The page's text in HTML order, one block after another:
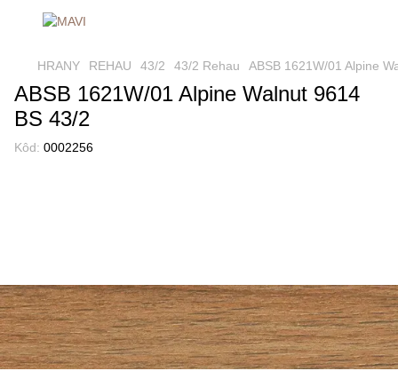
HRANY REHAU 43/2 43/2 Rehau ABSB 1621W/01 Alpine
ABSB 1621W/01 Alpine Walnut 9614
BS 43/2
Kôd: 0002256